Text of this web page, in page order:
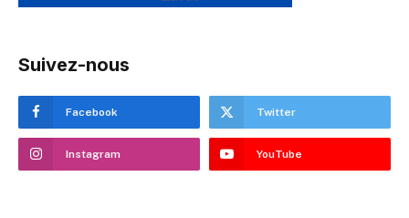
Suivez-nous
Facebook Twitter
Instagram YouTube